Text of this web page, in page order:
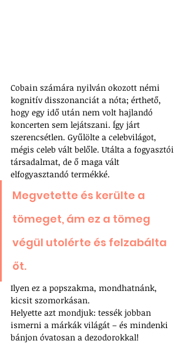
Cobain számára nyilván okozott némi
kognitív disszonanciát a nóta; érthető,
hogy egy idő után nem volt hajlandó
koncerten sem lejátszani. Így járt
szerencsétlen. Gyűlölte a celebvilágot,
mégis celeb vált belőle. Utálta a fogyasztói
társadalmat, de ő maga vált
elfogyasztandó termékké.
Megvetette és kerülte a
tömeget, ám ez a tömeg
végül utolérte és felzabálta
őt.
Ilyen ez a popszakma, mondhatnánk,
kicsit szomorkásan.
Helyette azt mondjuk: tessék jobban
ismerni a márkák világát – és mindenki
bánjon óvatosan a dezodorokkal!